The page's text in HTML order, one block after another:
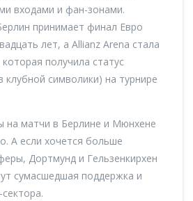
входами и фан-зонами.
принимает финал Евро
лет, а Allianz Arena стала
получила статус
клубной символики) на турнире
на матчи в Берлине и Мюнхене
А если хочется больше
Дортмунд и Гельзенкирхен
сумасшедшая поддержка и